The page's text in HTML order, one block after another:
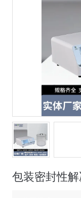
包装密封性